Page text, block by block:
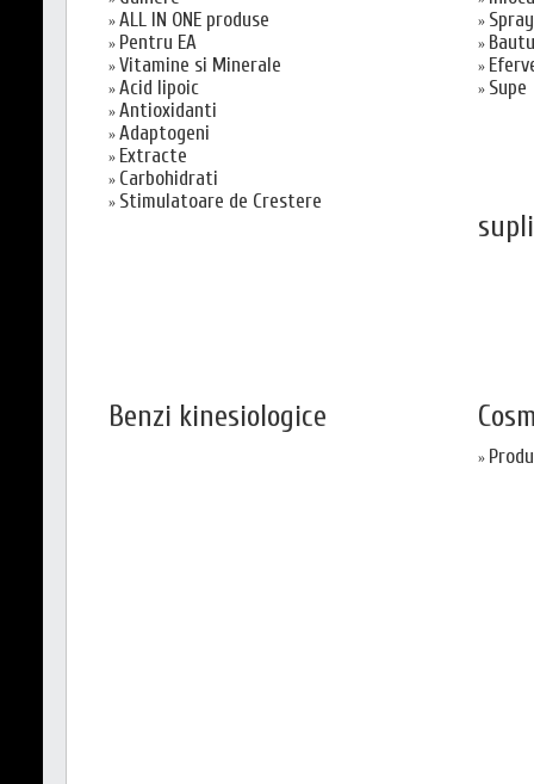
» ALL IN ONE produse
» Pentru EA
» Vitamine si Minerale
» Acid lipoic
» Antioxidanti
» Adaptogeni
» Extracte
» Carbohidrati
» Stimulatoare de Crestere
»
»
»
» Supe
Benzi kinesiologice
»